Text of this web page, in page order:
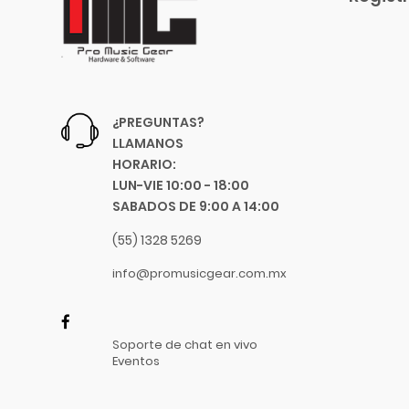
7.5 Mts.
9 Mts.
8 Mts.
1 Mts.
3.05 Mts.
6.10 Mts.
.58 Mm
Boss
C.B.I.
Celestion
Champion
¿PREGUNTAS?
LLAMANOS
HORARIO:
LUN-VIE 10:00 - 18:00
SABADOS DE 9:00 A 14:00
(55) 1328 5269
info@promusicgear.com.mx
Soporte de chat en vivo
Eventos